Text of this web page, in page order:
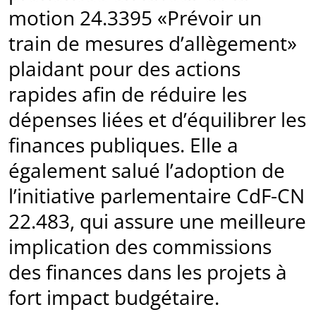
motion 24.3395 «Prévoir un
train de mesures d’allègement»
plaidant pour des actions
rapides afin de réduire les
dépenses liées et d’équilibrer les
finances publiques. Elle a
également salué l’adoption de
l’initiative parlementaire CdF-CN
22.483, qui assure une meilleure
implication des commissions
des finances dans les projets à
fort impact budgétaire.